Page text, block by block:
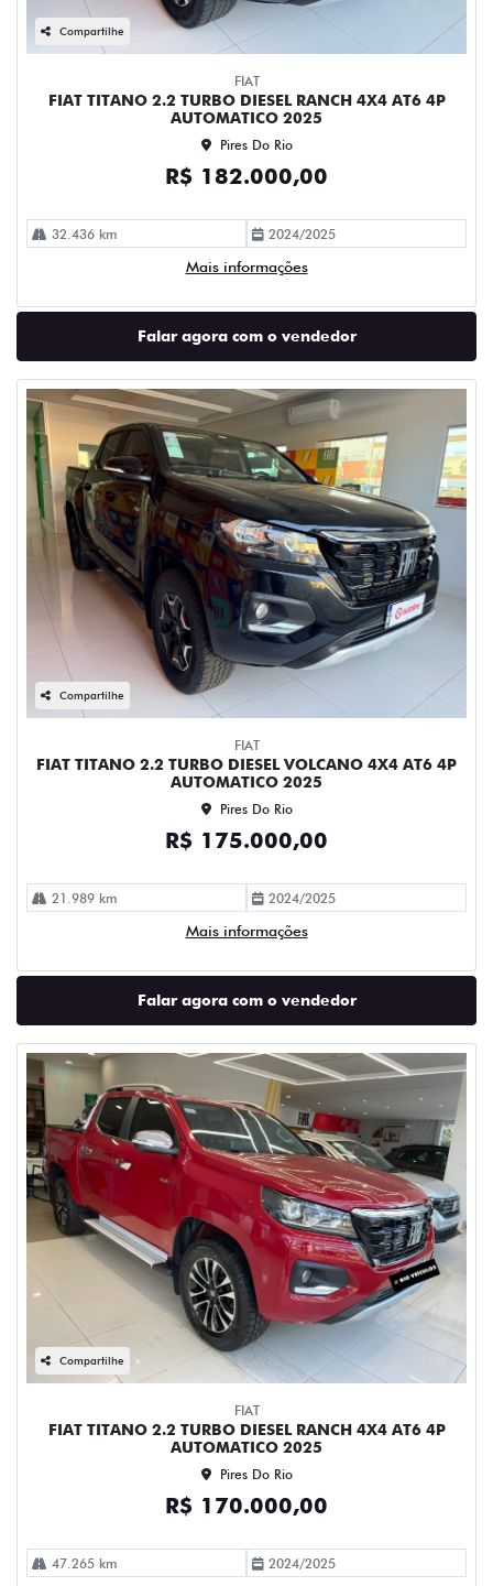
Compartilhe
FIAT
FIAT TITANO 2.2 TURBO DIESEL RANCH 4X4 AT6 4P
AUTOMATICO 2025
Pires Do Rio
R$ 182.000,00
32.436 km 2024/2025
Mais informações
Falar agora com o vendedor
Compartilhe
FIAT
FIAT TITANO 2.2 TURBO DIESEL VOLCANO 4X4 AT6 4P
AUTOMATICO 2025
Pires Do Rio
R$ 175.000,00
21.989 km 2024/2025
Mais informações
Falar agora com o vendedor
Compartilhe
FIAT
FIAT TITANO 2.2 TURBO DIESEL RANCH 4X4 AT6 4P
AUTOMATICO 2025
Pires Do Rio
R$ 170.000,00
47.265 km 2024/2025